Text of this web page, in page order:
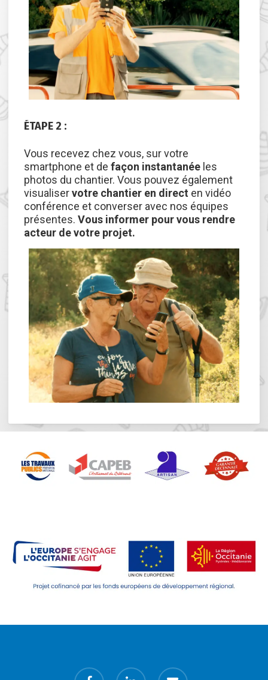
ÉTAPE 2 :
Vous recevez chez vous, sur votre
smartphone et defaçon instantanée les
photos du chantier. Vous pouvez également
visualiservotre chantier en direct en vidéo
conférence et converser avec nos équipes
présentes.Vous informer pour vous rendre
acteur de votre projet.
facebook linkedin email